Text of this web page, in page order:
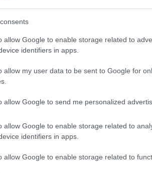
allow Google to enable storage related to
identifiers in apps.
allow my user data to be sent to Google for
allow Google to send me personalized
allow Google to enable storage related to
identifiers in apps.
allow Google to enable storage related to
született